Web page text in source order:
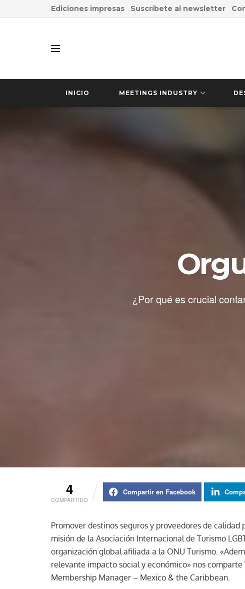
Ediciones impresas Suscríbete al newsletter
INICIO MEETINGS INDUSTRY
¿Por qué es crucial
4
COMPARTIDO
Compartir en Facebook
Promover destinos seguros y proveedores de calidad
misión de la Asociación Internacional de Turismo
organización global afiliada a la ONU Turismo.
relevante impacto social y económico» nos comparte
Membership Manager – Mexico & the Caribbean.